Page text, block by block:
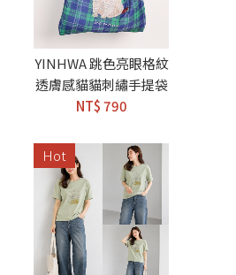
YINHWA 跳色亮眼格紋
透膚感貓貓刺繡手提袋
NT$ 790
Hot